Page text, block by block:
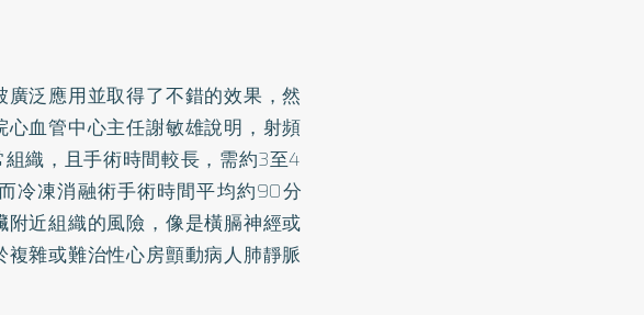
泛應用並取得了不錯的效果，然
血管中心主任謝敏雄說明，射頻
織，且手術時間較長，需約3至4
冷凍消融術手術時間平均約90分
近組織的風險，像是橫膈神經或
雜或難治性心房顫動病人肺靜脈